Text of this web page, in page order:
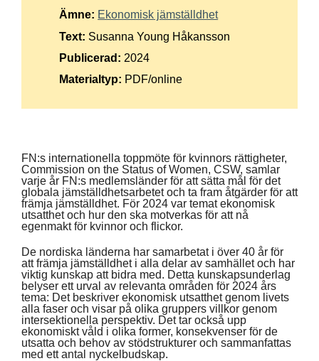
Íslenska
FN:s internationella toppmöte för kvinnors rättigheter,
Commission on the Status of Women, CSW, samlar
varje år FN:s medlemsländer för att sätta mål för det
globala jämställdhetsarbetet och ta fram åtgärder för att
främja jämställdhet. För 2024 var temat ekonomisk
utsatthet och hur den ska motverkas för att nå
egenmakt för kvinnor och flickor.
De nordiska länderna har samarbetat i över 40 år för
att främja jämställdhet i alla delar av samhället och har
viktig kunskap att bidra med. Detta kunskapsunderlag
belyser ett urval av relevanta områden för 2024 års
tema: Det beskriver ekonomisk utsatthet genom livets
alla faser och visar på olika gruppers villkor genom
intersektionella perspektiv. Det tar också upp
ekonomiskt våld i olika former, konsekvenser för de
utsatta och behov av stödstrukturer och sammanfattas
med ett antal nyckelbudskap.
Ämne: Ekonomisk jämställdhet
Text: Susanna Young Håkansson
Publicerad: 2024
Materialtyp: PDF/online